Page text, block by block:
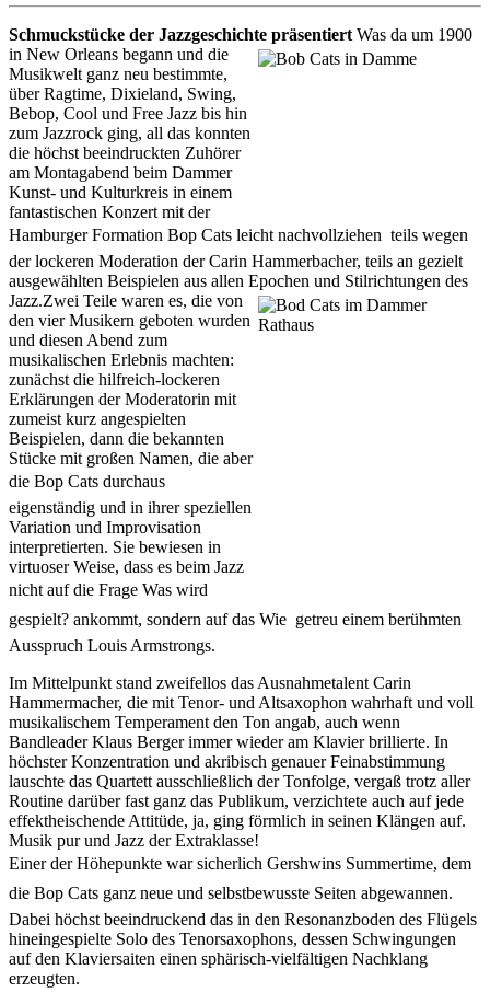
Schmuckstücke der Jazzgeschichte präsentiert Was da um 1900
in New Orleans begann und die
Musikwelt ganz neu bestimmte,
über Ragtime, Dixieland, Swing,
Bebop, Cool und Free Jazz bis hin
zum Jazzrock ging, all das konnten
die höchst beeindruckten Zuhörer
am Montagabend beim Dammer
Kunst- und Kulturkreis in einem
fantastischen Konzert mit der
Hamburger Formation Bop Cats leicht nachvollziehen  teils wegen
der lockeren Moderation der Carin Hammerbacher, teils an gezielt
ausgewählten Beispielen aus allen Epochen und Stilrichtungen des
Jazz.Zwei Teile waren es, die von
den vier Musikern geboten wurden
und diesen Abend zum
musikalischen Erlebnis machten:
zunächst die hilfreich-lockeren
Erklärungen der Moderatorin mit
zumeist kurz angespielten
Beispielen, dann die bekannten
Stücke mit großen Namen, die aber
die Bop Cats durchaus
eigenständig und in ihrer speziellen
Variation und Improvisation
interpretierten. Sie bewiesen in
virtuoser Weise, dass es beim Jazz
nicht auf die Frage Was wird
gespielt? ankommt, sondern auf das Wie  getreu einem berühmten
Ausspruch Louis Armstrongs.
Im Mittelpunkt stand zweifellos das Ausnahmetalent Carin
Hammermacher, die mit Tenor- und Altsaxophon wahrhaft und voll
musikalischem Temperament den Ton angab, auch wenn
Bandleader Klaus Berger immer wieder am Klavier brillierte. In
höchster Konzentration und akribisch genauer Feinabstimmung
lauschte das Quartett ausschließlich der Tonfolge, vergaß trotz aller
Routine darüber fast ganz das Publikum, verzichtete auch auf jede
effektheischende Attitüde, ja, ging förmlich in seinen Klängen auf.
Musik pur und Jazz der Extraklasse!
Einer der Höhepunkte war sicherlich Gershwins Summertime, dem
die Bop Cats ganz neue und selbstbewusste Seiten abgewannen.
Dabei höchst beeindruckend das in den Resonanzboden des Flügels
hineingespielte Solo des Tenorsaxophons, dessen Schwingungen
auf den Klaviersaiten einen sphärisch-vielfältigen Nachklang
erzeugten.